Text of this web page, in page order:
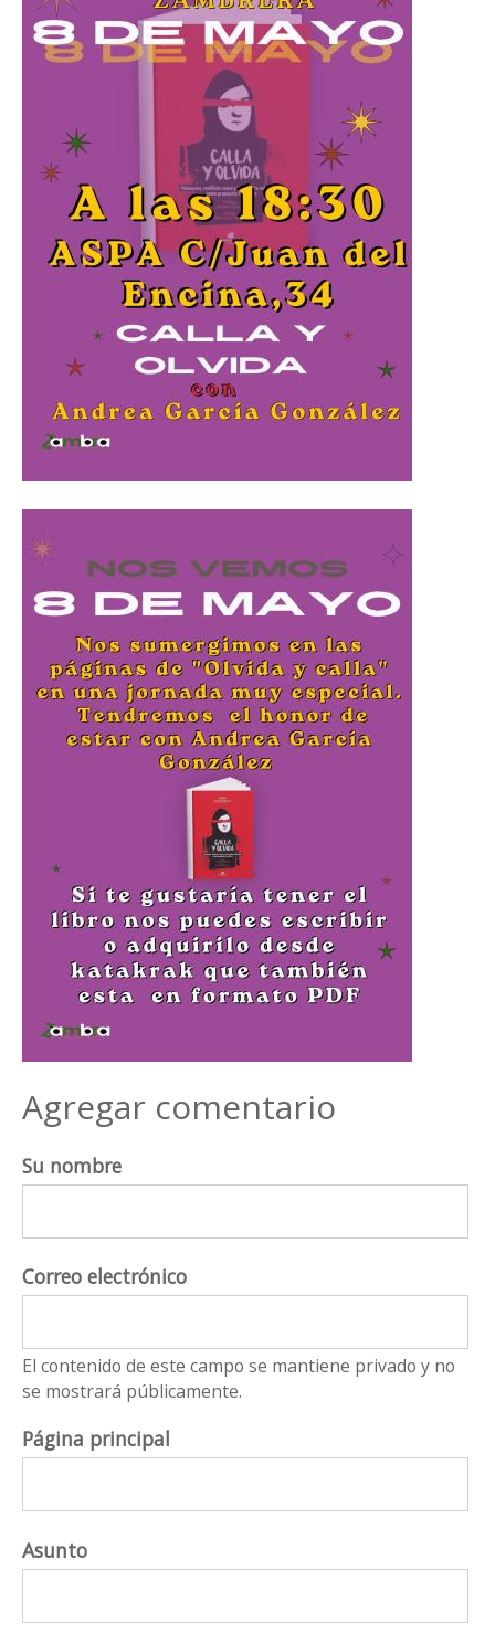
Agregar comentario
Su nombre
Correo electrónico
El contenido de este campo se mantiene privado y no
se mostrará públicamente.
Página principal
Asunto